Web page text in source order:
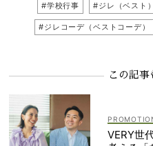
#学校行事 #ジレ（ベスト）
#ジレコーデ（ベストコーデ）
この記
VERY世